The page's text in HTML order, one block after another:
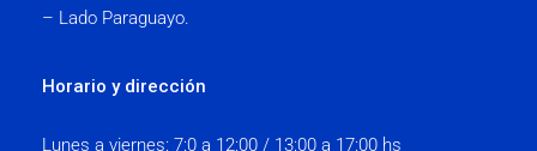
– Lado Paraguayo.
Horario y dirección
Lunes a viernes: 7:0 a 12:00 / 13:00 a 17:00 hs